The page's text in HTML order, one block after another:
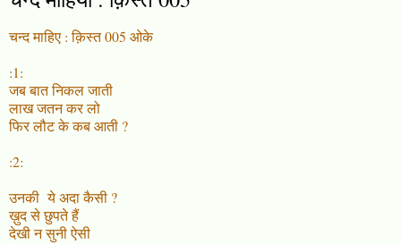
चन्द माहिए : क़िस्त 005 ओके
:1:
जब बात निकल जाती
लाख जतन कर लो
फिर लौट के कब आती ?
:2:
उनकी ये अदा कैसी ?
ख़ुद से छुपते हैं
देखी न सुनी ऐसी